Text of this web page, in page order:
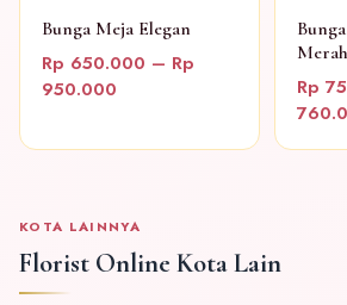
Bunga Meja Elegan
Rp 650.000 – Rp
950.000
Rp
KOTA LAINNYA
Florist Online Kota Lain